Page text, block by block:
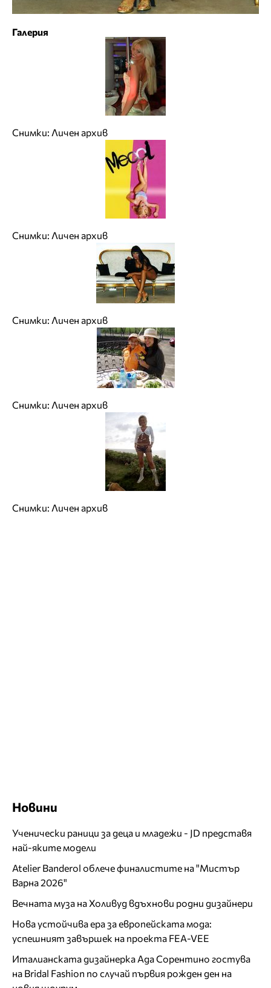
Галерия
Снимки: Личен архив
Снимки: Личен архив
Снимки: Личен архив
Снимки: Личен архив
Снимки: Личен архив
Новини
Ученически раници за деца и младежи - JD представя
най-яките модели
Atelier Banderol облече финалистите на "Мистър
Варна 2026"
Вечната муза на Холивуд вдъхнови родни дизайнери
Нова устойчива ера за европейската мода:
успешният завършек на проекта FEA-VEE
Италианската дизайнерка Ада Сорентино гостува
на Bridal Fashion по случай първия рожден ден на